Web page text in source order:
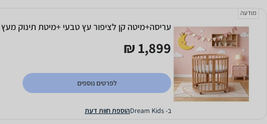
מודעה
עריסה+מיטה קן לציפור עץ טבעי +מיטת תינוק מעץ
1,899 ₪
לפרטים נוספים
ב- Dream Kids הוספת חוות דעת